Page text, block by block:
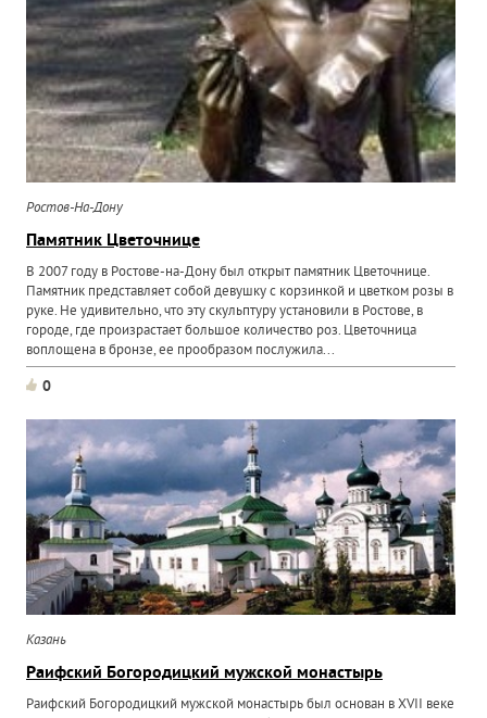
Ростов-На-Дону
Памятник Цветочнице
В 2007 году в Ростове-на-Дону был открыт памятник Цветочнице.
Памятник представляет собой девушку с корзинкой и цветком розы в
руке. Не удивительно, что эту скульптуру установили в Ростове, в
городе, где произрастает большое количество роз. Цветочница
воплощена в бронзе, ее прообразом послужила...
0
Казань
Раифский Богородицкий мужской монастырь
Раифский Богородицкий мужской монастырь был основан в XVII веке